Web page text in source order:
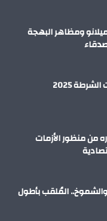
ومظاهر البهجة
2025
من منظور الأزمات
والشموخ.. المُلقب بأطول